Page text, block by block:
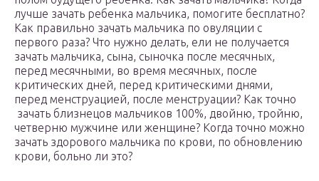
лучше зачать ребенка мальчика, помогите бесплатно?
Как правильно зачать мальчика по овуляции с
первого раза? Что нужно делать, ели не получается
зачать мальчика, сына, сыночка после месячных,
перед месячными, во время месячных, после
критических дней, перед критическими днями,
перед менструацией, после менструации? Как точно
зачать близнецов мальчиков 100%, двойню, тройню,
четверню мужчине или женщине? Когда точно можно
зачать здорового мальчика по крови, по обновлению
крови, больно ли это?